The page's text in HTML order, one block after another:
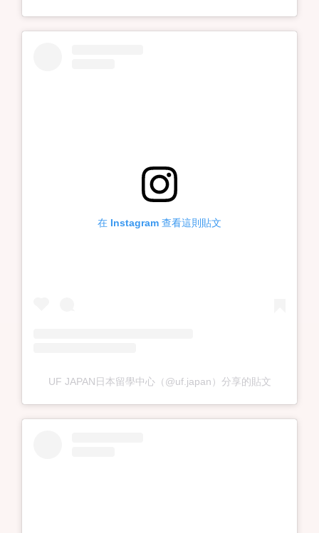
在 Instagram 查看這則貼文
UF JAPAN日本留學中心（@uf.japan）分享的貼文